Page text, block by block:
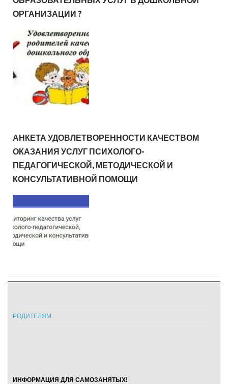
ОРГАНИЗАЦИИ ?
АНКЕТА УДОВЛЕТВОРЕННОСТИ КАЧЕСТВОМ
ОКАЗАНИЯ УСЛУГ ПСИХОЛОГО-
ПЕДАГОГИЧЕСКОЙ, МЕТОДИЧЕСКОЙ И
КОНСУЛЬТАТИВНОЙ ПОМОЩИ
РОДИТЕЛЯМ
ИНФОРМАЦИЯ ДЛЯ САМОЗАНЯТЫХ!